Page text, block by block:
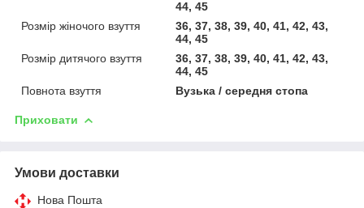
44, 45
Розмір жіночого взуття
36, 37, 38, 39, 40, 41, 42, 43,
44, 45
Розмір дитячого взуття
36, 37, 38, 39, 40, 41, 42, 43,
44, 45
Повнота взуття
Вузька / середня стопа
Приховати
Умови доставки
Нова Пошта